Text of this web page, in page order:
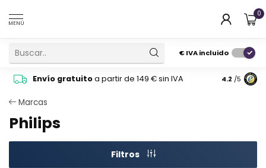
MENÚ
0
€IVA incluido
Envío gratuitoa partir de 149 € sin IVA Pide
4.2 /5
Marcas
Philips
Filtros